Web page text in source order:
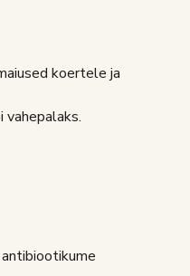
koertele ja
vahepalaks.